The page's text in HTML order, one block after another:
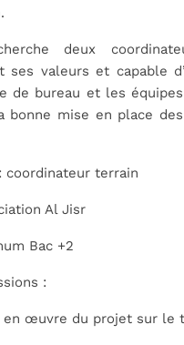
deux
ses valeurs et capable
de bureau et les
bonne mise en place
terrain
Al Jisr
Bac +2
:
en œuvre du projet sur le